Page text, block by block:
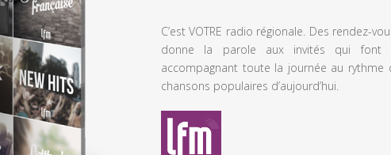
C’est VOTRE radio régionale. Des rendez-
donne la parole aux invités qui font
accompagnant toute la journée au rythme
chansons populaires d’aujourd’hui.